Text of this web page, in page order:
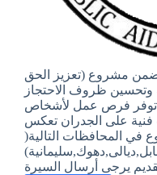
ضمن مشروع (تعزيز الحق
وتحسين ظروف الاحتجاز
توفر فرص عمل لأشخاص
على الجدران تعكس
في المحافظات التالية(